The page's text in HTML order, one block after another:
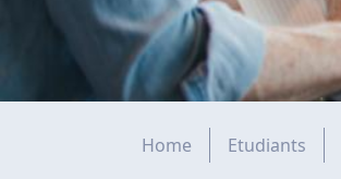
Fil d'Ariane
Home Etudiants